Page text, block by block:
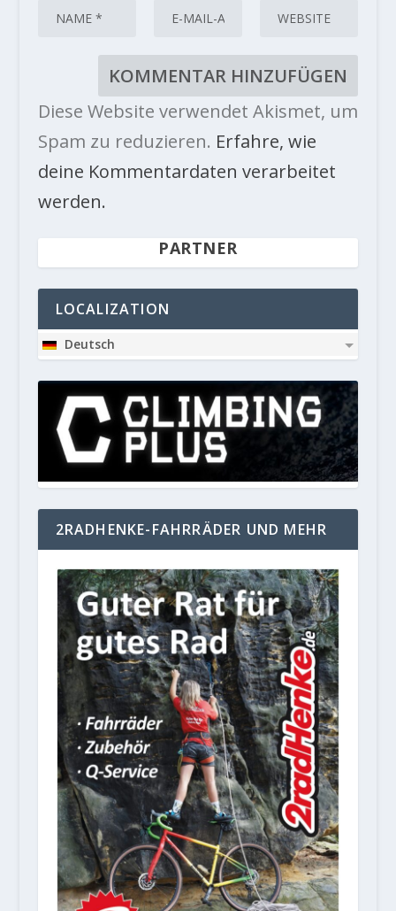
Diese Website verwendet Akismet, um
Spam zu reduzieren. Erfahre, wie
deine Kommentardaten verarbeitet
werden.
PARTNER
LOCALIZATION
Deutsch
2RADHENKE-FAHRRÄDER UND MEHR